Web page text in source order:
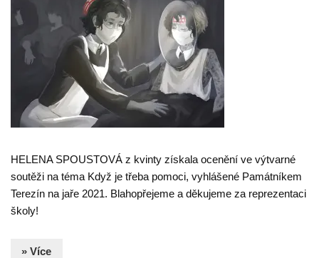
HELENA SPOUSTOVÁ z kvinty získala ocenění ve výtvarné
soutěži na téma Když je třeba pomoci, vyhlášené Památníkem
Terezín na jaře 2021. Blahopřejeme a děkujeme za reprezentaci
školy!
» Více